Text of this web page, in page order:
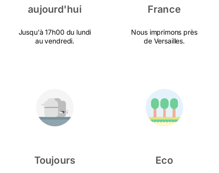
aujourd'hui
Jusqu'à 17h00 du lundi
au vendredi.
France
Nous imprimons près
de Versailles.
Toujours
Eco